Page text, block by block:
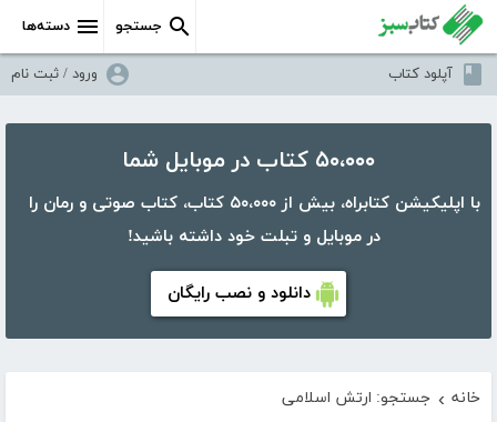
دسته‌ها جستجو
آپلود کتاب ورود / ثبت نام
۵۰،۰۰۰ کتاب در موبایل شما
با اپلیکیشن کتابراه، بیش از ۵۰،۰۰۰ کتاب، کتاب صوتی و رمان را
در موبایل و تبلت خود داشته باشید!
دانلود و نصب رایگان
خانه › جستجو: ارتش اسلامی